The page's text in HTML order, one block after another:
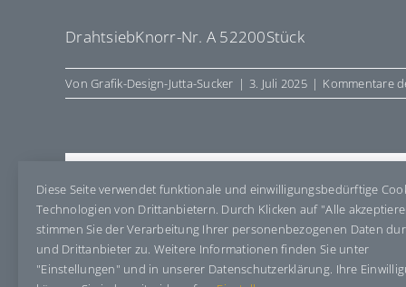
DrahtsiebKnorr-Nr. A 52200Stück
VonGrafik-Design-Jutta-Sucker | 3. Juli 2025 | Kommentare
Share This Story, Choose Your
Diese Seite verwendet funktionale und einwilligungsbedürftige
Technologien von Drittanbietern. Durch Klicken auf "Alle
stimmen Sie der Verarbeitung Ihrer personenbezogenen Daten
und Drittanbieter zu. Weitere Informationen finden Sie unter
"Einstellungen" und in unserer Datenschutzerklärung. Ihre